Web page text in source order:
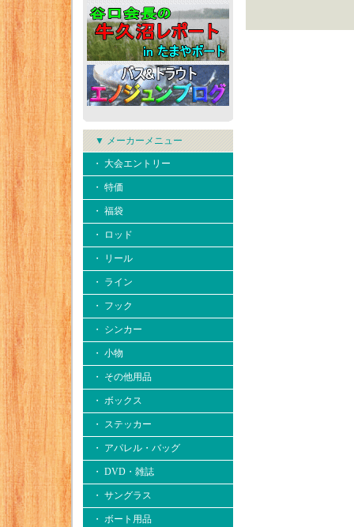
▼ メーカーメニュー
・ 大会エントリー
・ 特価
・ 福袋
・ ロッド
・ リール
・ ライン
・ フック
・ シンカー
・ 小物
・ その他用品
・ ボックス
・ ステッカー
・ アパレル・バッグ
・ DVD・雑誌
・ サングラス
・ ボート用品